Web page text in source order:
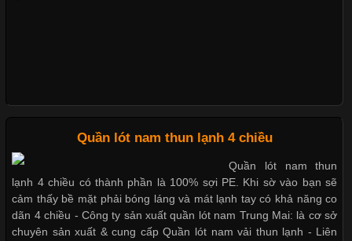
Trong những năm gần đây, vải Bamboo đang trở thành một
trong những chất liệu được yêu thích trong ngành thời trang
nhờ đặc tính mềm mại, thoáng khí và thân thiện với môi trường.
Không chỉ được ứng dụng trong quần áo thường ngày, loại vải
này còn xuất hiện nhiều trong các sản phẩm đồ lót
Dễ chịu hơn với quần lót nam
giá rẻ vải Cotton 4 chiều
Quần lót nam thun lạnh 4 chiều
Quần lót nam thun
lạnh 4 chiều có thành phần là 100% sợi PE. Khi sờ vào bạn sẽ
cảm thấy bề mặt phải bóng láng và mát lạnh tay có khả năng co
dãn 4 chiều - Công ty sản xuất quần lót nam Trung Mai: là cơ sở
chuyên sản xuất & cung cấp Quần lót nam vải thun lạnh - Liên